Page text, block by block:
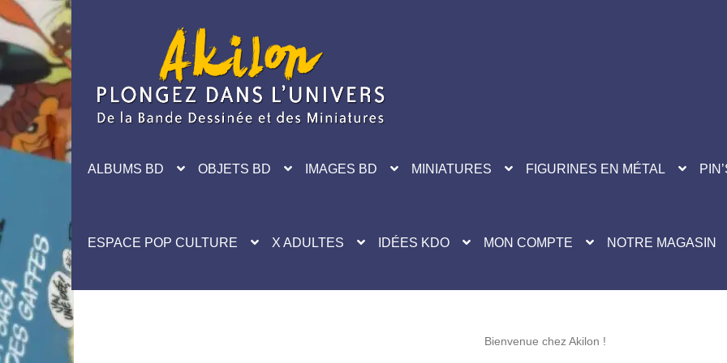
navigation
ALBUMS BD OBJETS BD IMAGES BD MINIATURES FIGURINES EN MÉTAL
ESPACE POP CULTURE X ADULTES IDÉES KDO MON COMPTE NOTRE MAGASIN
Bienvenue chez Akilon !